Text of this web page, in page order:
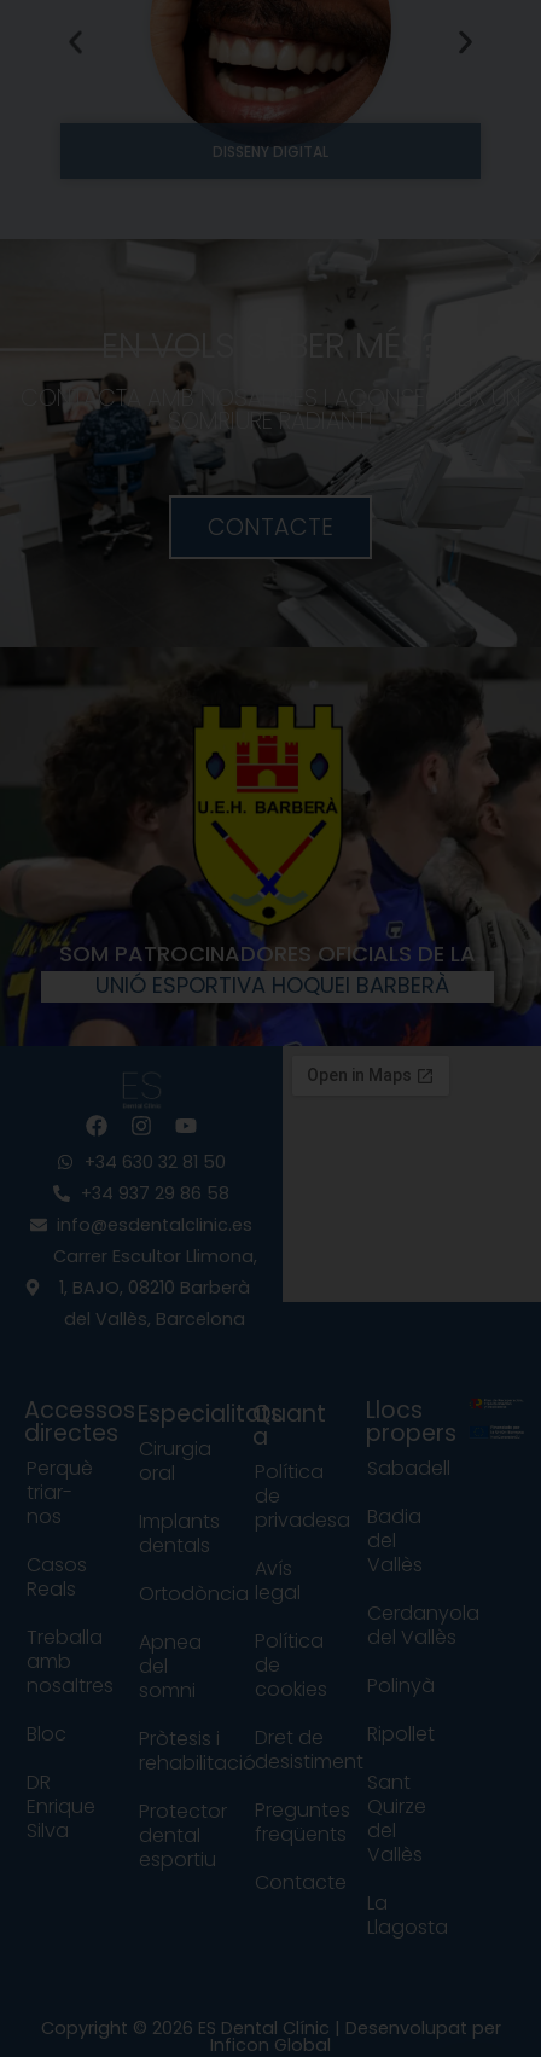
DISSENY DIGITAL
EN VOLS SABER MÉS?
CONTACTA AMB NOSALTRES I ACONSEGUEIX UN
SOMRIURE RADIANT!
CONTACTE
SOM PATROCINADORES OFICIALS DE LA
UNIÓ ESPORTIVA HOQUEI BARBERÀ
F
a
c
e
b
o
o
k
I
n
s
t
a
g
r
a
m
Y
o
u
t
u
b
e
+34 630 32 81 50
+34 937 29 86 58
info@esdentalclinic.es
Carrer Escultor Llimona,
1, BAJO, 08210 Barberà
del Vallès, Barcelona
Accessos
directes
Perquè
triar-
nos
Casos
Reals
Treballa
amb
nosaltres
Bloc
DR
Enrique
Silva
Especialitats
Cirurgia
oral
Implants
dentals
Ortodòncia
Apnea
del
somni
Pròtesis i
rehabilitació
Protector
dental
esportiu
Quant
a
Política
de
privadesa
Avís
legal
Política
de
cookies
Dret de
desistiment
Preguntes
freqüents
Contacte
Llocs
propers
Sabadell
Badia
del
Vallès
Cerdanyola
del Vallès
Polinyà
Ripollet
Sant
Quirze
del
Vallès
La
Llagosta
Copyright © 2026 ES Dental Clínic | Desenvolupat per
Inficon Global